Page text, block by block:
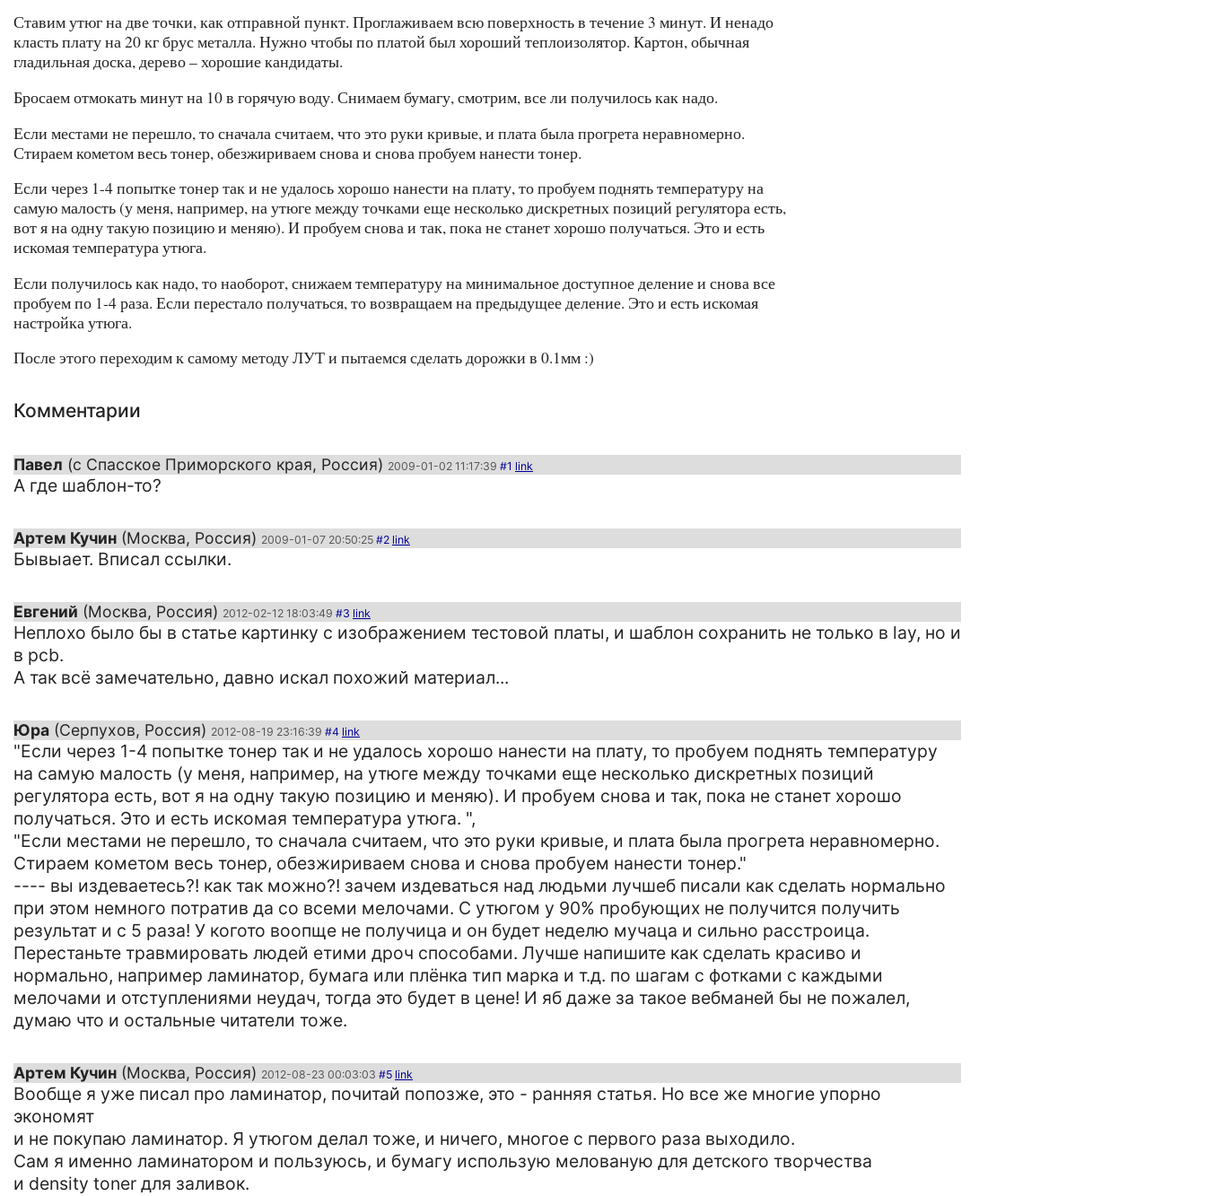
Ставим утюг на две точки, как отправной пункт. Проглаживаем всю поверхность в течение 3 минут. И ненадо
класть плату на 20 кг брус металла. Нужно чтобы по платой был хороший теплоизолятор. Картон, обычная
гладильная доска, дерево – хорошие кандидаты.
Бросаем отмокать минут на 10 в горячую воду. Снимаем бумагу, смотрим, все ли получилось как надо.
Если местами не перешло, то сначала считаем, что это руки кривые, и плата была прогрета неравномерно.
Стираем кометом весь тонер, обезжириваем снова и снова пробуем нанести тонер.
Если через 1-4 попытке тонер так и не удалось хорошо нанести на плату, то пробуем поднять температуру на
самую малость (у меня, например, на утюге между точками еще несколько дискретных позиций регулятора есть,
вот я на одну такую позицию и меняю). И пробуем снова и так, пока не станет хорошо получаться. Это и есть
искомая температура утюга.
Если получилось как надо, то наоборот, снижаем температуру на минимальное доступное деление и снова все
пробуем по 1-4 раза. Если перестало получаться, то возвращаем на предыдущее деление. Это и есть искомая
настройка утюга.
После этого переходим к самому методу ЛУТ и пытаемся сделать дорожки в 0.1мм :)
Комментарии
Павел (с Спасское Приморского края, Россия) 2009-01-02 11:17:39 #1 link
А где шаблон-то?
Артем Кучин (Москва, Россия) 2009-01-07 20:50:25 #2 link
Бывыает. Вписал ссылки.
Евгений (Москва, Россия) 2012-02-12 18:03:49 #3 link
Неплохо было бы в статье картинку с изображением тестовой платы, и шаблон сохранить не только в lay, но и
в pcb.
А так всё замечательно, давно искал похожий материал...
Юра (Серпухов, Россия) 2012-08-19 23:16:39 #4 link
"Если через 1-4 попытке тонер так и не удалось хорошо нанести на плату, то пробуем поднять температуру
на самую малость (у меня, например, на утюге между точками еще несколько дискретных позиций
регулятора есть, вот я на одну такую позицию и меняю). И пробуем снова и так, пока не станет хорошо
получаться. Это и есть искомая температура утюга. ",
"Если местами не перешло, то сначала считаем, что это руки кривые, и плата была прогрета неравномерно.
Стираем кометом весь тонер, обезжириваем снова и снова пробуем нанести тонер."
---- вы издеваетесь?! как так можно?! зачем издеваться над людьми лучшеб писали как сделать нормально
при этом немного потратив да со всеми мелочами. С утюгом у 90% пробующих не получится получить
результат и с 5 раза! У когото воопще не получица и он будет неделю мучаца и сильно расстроица.
Перестаньте травмировать людей етими дроч способами. Лучше напишите как сделать красиво и
нормально, например ламинатор, бумага или плёнка тип марка и т.д. по шагам с фотками с каждыми
мелочами и отступлениями неудач, тогда это будет в цене! И яб даже за такое вебманей бы не пожалел,
думаю что и остальные читатели тоже.
Артем Кучин (Москва, Россия) 2012-08-23 00:03:03 #5 link
Вообще я уже писал про ламинатор, почитай попозже, это - ранняя статья. Но все же многие упорно
экономят
и не покупаю ламинатор. Я утюгом делал тоже, и ничего, многое с первого раза выходило.
Сам я именно ламинатором и пользуюсь, и бумагу использую мелованую для детского творчества
и density toner для заливок.